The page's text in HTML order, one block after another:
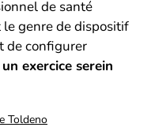
de santé
le genre de dispositif
de configurer
un exercice serein
Toldeno